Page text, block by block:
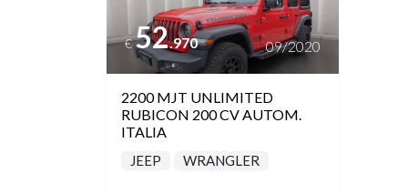
DRIVER ASSIST
FRENATA DI EMERGENZA
€52.970 09/2020
2200 MJT UNLIMITED
RUBICON 200 CV AUTOM.
ITALIA
JEEP WRANGLER